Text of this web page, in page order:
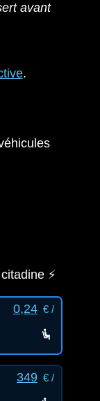
avant
.
citadine ⚡️
0,24€ /
349€ /